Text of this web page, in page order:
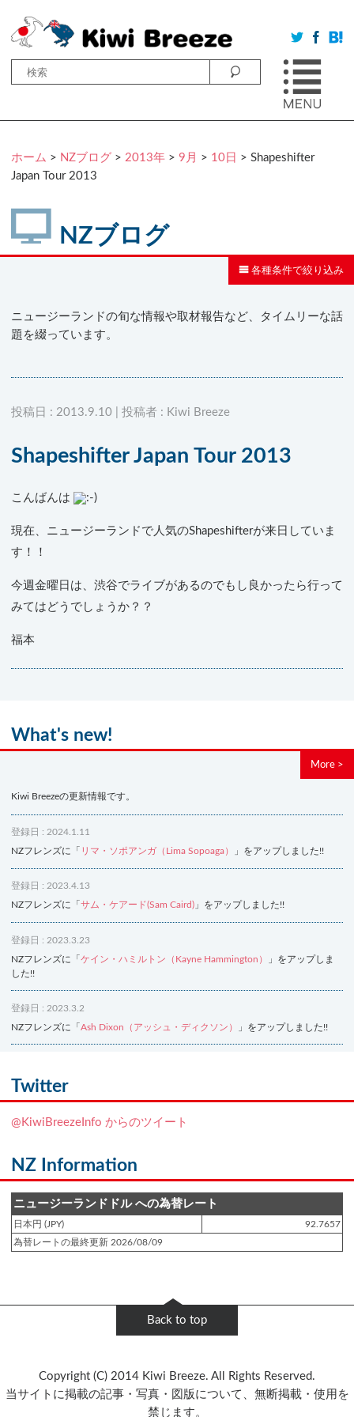
ホーム > NZブログ > 2013年 > 9月 > 10日 > Shapeshifter
Japan Tour 2013
NZブログ
各種条件で絞り込み
ニュージーランドの旬な情報や取材報告など、タイムリーな話
題を綴っています。
投稿日 : 2013.9.10 | 投稿者 : Kiwi Breeze
Shapeshifter Japan Tour 2013
こんばんは
現在、ニュージーランドで人気のShapeshifterが来日していま
す！！
今週金曜日は、渋谷でライブがあるのでもし良かったら行って
みてはどうでしょうか？？
福本
What's new!
More >
Kiwi Breezeの更新情報です。
登録日 : 2024.1.11
NZフレンズに「 リマ・ソポアンガ（Lima Sopoaga） 」をアップしました!!
登録日 : 2023.4.13
NZフレンズに「 サム・ケアード(Sam Caird) 」をアップしました!!
登録日 : 2023.3.23
NZフレンズに「 ケイン・ハミルトン（Kayne Hammington）
」をアップしま
した!!
登録日 : 2023.3.2
NZフレンズに「 Ash Dixon（アッシュ・ディクソン） 」をアップしました!!
NZフレンズに「
登録日 : 2019.4.10
登録日 : 2019.2.28
NZクッキングに「ニュージーランド産キウイの酢の物
登録日 : 2019.2.4
NZフレンズに「Jane Forrest-Waghorn」をアップしました!!
Twitter
@KiwiBreezeInfo からのツイート
NZ Information
ニュージーランドドル への為替レート
日本円 (JPY)
92.7657
為替レートの最終更新 2026/08/09
Back to top
Copyright (C) 2014 Kiwi Breeze. All Rights Reserved.
当サイトに掲載の記事・写真・図版について、無断掲載・使用を
禁じます。